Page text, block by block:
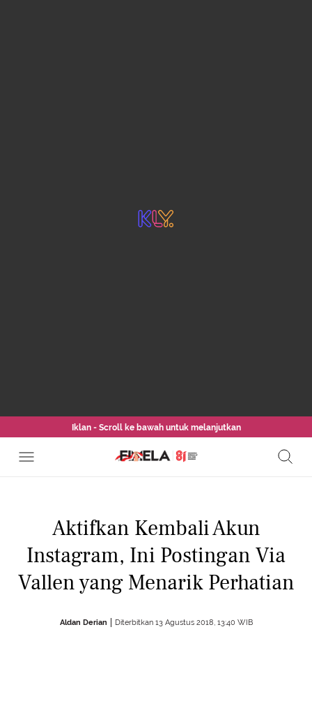
Iklan - Scroll ke bawah untuk melanjutkan
Aktifkan Kembali Akun
Instagram, Ini Postingan Via
Vallen yang Menarik Perhatian
Aldan Derian Diterbitkan 13 Agustus 2018, 13:40 WIB